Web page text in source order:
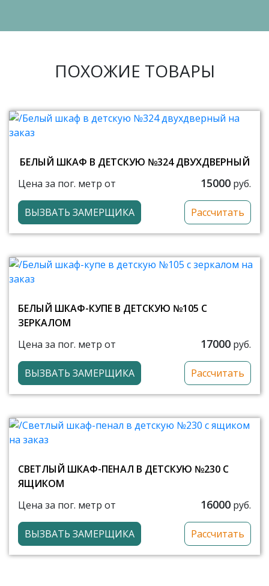
ПОХОЖИЕ ТОВАРЫ
БЕЛЫЙ ШКАФ В ДЕТСКУЮ №324 ДВУХДВЕРНЫЙ
Цена за пог. метр от
15000 руб.
ВЫЗВАТЬ ЗАМЕРЩИКА Рассчитать
БЕЛЫЙ ШКАФ-КУПЕ В ДЕТСКУЮ №105 С
ЗЕРКАЛОМ
Цена за пог. метр от
17000 руб.
ВЫЗВАТЬ ЗАМЕРЩИКА Рассчитать
СВЕТЛЫЙ ШКАФ-ПЕНАЛ В ДЕТСКУЮ №230 С
ЯЩИКОМ
Цена за пог. метр от
16000 руб.
ВЫЗВАТЬ ЗАМЕРЩИКА Рассчитать